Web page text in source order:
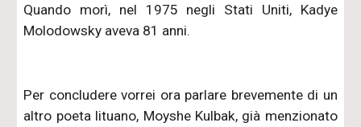
Quando morì, nel 1975 negli Stati Uniti, Kadye
Molodowsky aveva 81 anni.
Per concludere vorrei ora parlare brevemente di un
altro poeta lituano, Moyshe Kulbak, già menzionato